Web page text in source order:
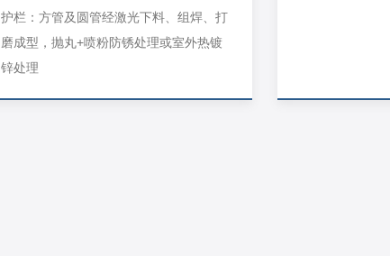
护栏：方管及圆管经激光下料、组焊、打
磨成型，抛丸+喷粉防锈处理或室外热镀
锌处理